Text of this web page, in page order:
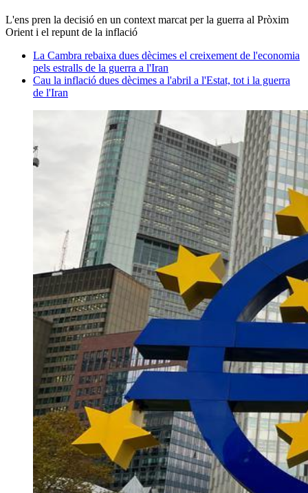
L'ens pren la decisió en un context marcat per la guerra al Pròxim
Orient i el repunt de la inflació
La Cambra rebaixa dues dècimes el creixement de l'economia
pels estralls de la guerra a l'Iran
Cau la inflació dues dècimes a l'abril a l'Estat, tot i la guerra
de l'Iran